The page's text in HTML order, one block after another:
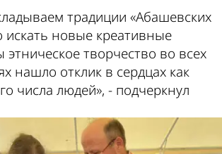
традиции «Абашевских
искать новые креативные
творчество во всех
нашло отклик в сердцах как
числа людей», - подчеркнул